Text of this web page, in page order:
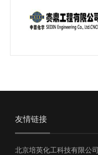
友情链接
北京培英化工科技有限公司